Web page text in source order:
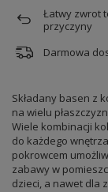
Łatwy zwrot
przyczyny
Darmowa
Składany basen z
na wielu
Wiele kombinacji
do każdego
pokrowcem
zabawy w
dzieci, a nawet dla